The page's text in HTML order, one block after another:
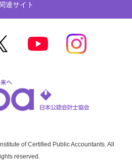
連サイト
of Certified Public Accountants. All
reserved.